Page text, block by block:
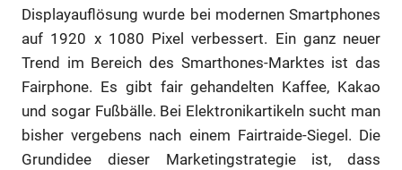
Displayauflösung wurde bei modernen Smartphones
auf 1920 x 1080 Pixel verbessert. Ein ganz neuer
Trend im Bereich des Smarthones-Marktes ist das
Fairphone. Es gibt fair gehandelten Kaffee, Kakao
und sogar Fußbälle. Bei Elektronikartikeln sucht man
bisher vergebens nach einem Fairtraide-Siegel. Die
Grundidee dieser Marketingstrategie ist, dass